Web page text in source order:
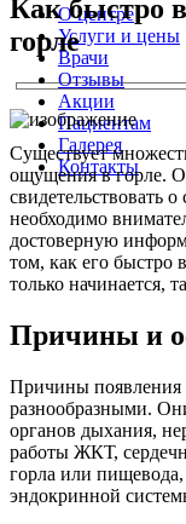
О центре
Услуги и цены
Врачи
Отзывы
Акции
Пациентам
Галерея
Контакты
Как быстро
горле
Существует
ощущения в горле.
свидетельствовать
необходимо
достоверную
том, как его быстро
только начинается,
Причины и
Причины появления
разнообразными.
органов дыхания,
работы ЖКТ,
горла или
эндокринной